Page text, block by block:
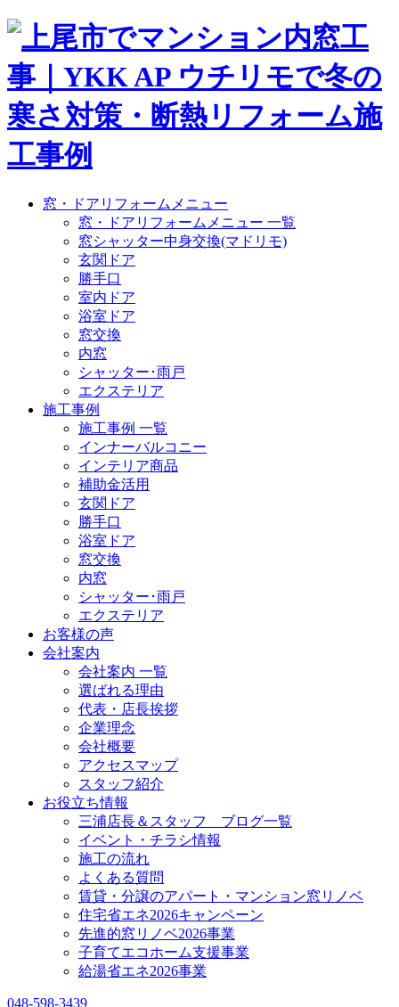
窓・ドアリフォームメニュー
窓・ドアリフォームメニュー 一覧
窓シャッター中身交換(マドリモ)
玄関ドア
勝手口
室内ドア
浴室ドア
窓交換
内窓
シャッター･雨戸
エクステリア
施工事例
施工事例 一覧
インナーバルコニー
インテリア商品
補助金活用
玄関ドア
勝手口
浴室ドア
窓交換
内窓
シャッター･雨戸
エクステリア
お客様の声
会社案内
会社案内 一覧
選ばれる理由
代表・店長挨拶
企業理念
会社概要
アクセスマップ
スタッフ紹介
お役立ち情報
三浦店長＆スタッフ ブログ一覧
イベント・チラシ情報
施工の流れ
よくある質問
賃貸・分譲のアパート・マンション窓リノベ
住宅省エネ2026キャンペーン
先進的窓リノベ2026事業
子育てエコホーム支援事業
給湯省エネ2026事業
048-598-3439